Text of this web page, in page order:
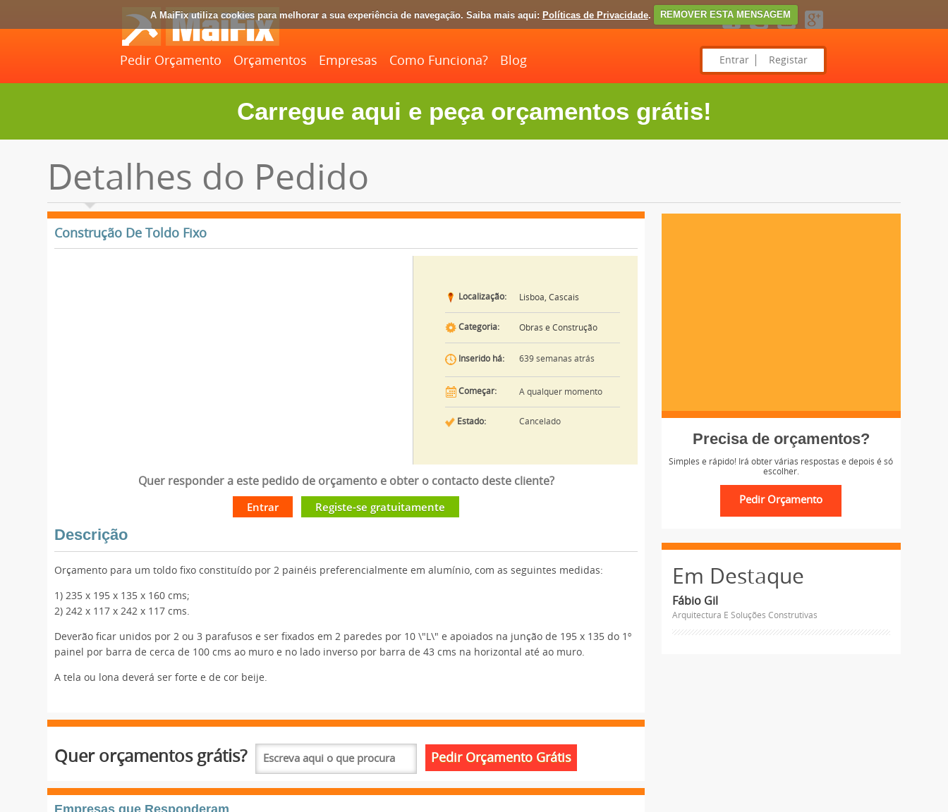
A MaiFix utiliza cookies para melhorar a sua experiência de navegação. Saiba mais aqui: Políticas de Privacidade. REMOVER ESTA MENSAGEM
Pedir Orçamento Orçamentos Empresas Como Funciona? Blog Entrar Registar
Carregue aqui e peça orçamentos grátis!
Detalhes do Pedido
Construção De Toldo Fixo
Localização: Lisboa, Cascais
Categoria: Obras e Construção
Inserido há: 639 semanas atrás
Começar: A qualquer momento
Estado: Cancelado
Quer responder a este pedido de orçamento e obter o contacto deste cliente?
Entrar Registe-se gratuitamente
Descrição
Orçamento para um toldo fixo constituído por 2 painéis preferencialmente em alumínio, com as seguintes medidas:
1) 235 x 195 x 135 x 160 cms;
2) 242 x 117 x 242 x 117 cms.
Deverão ficar unidos por 2 ou 3 parafusos e ser fixados em 2 paredes por 10 \"L\" e apoiados na junção de 195 x 135 do 1º
painel por barra de cerca de 100 cms ao muro e no lado inverso por barra de 43 cms na horizontal até ao muro.
A tela ou lona deverá ser forte e de cor beije.
Quer orçamentos grátis?
Empresas que Responderam
Precisa de orçamentos?
Simples e rápido! Irá obter várias respostas e depois é só
escolher.
Em Destaque
Fábio Gil
Arquitectura E Soluções Construtivas